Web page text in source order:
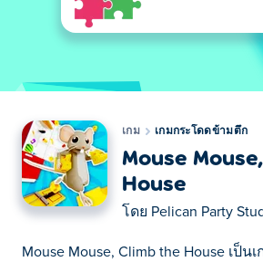
เกม เกมกระโดดข้ามตึก
Mouse
House
โดย Pelican Party
Mouse Mouse, Climb the House เป็